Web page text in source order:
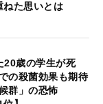
た思いとは
20歳の学生が死
の殺菌効果も期待
群」の恐怖